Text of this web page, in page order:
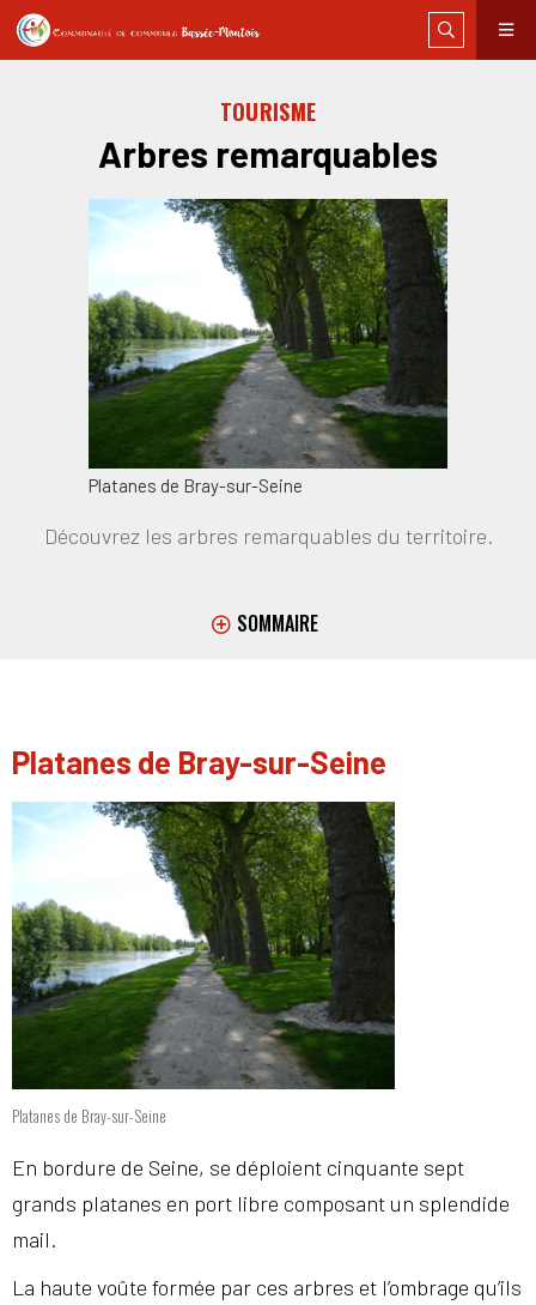
TOURISME
Arbres remarquables
Platanes de Bray-sur-Seine
Découvrez les arbres remarquables du territoire.
SOMMAIRE
Platanes de Bray-sur-Seine
Platanes de Bray-sur-Seine
En bordure de Seine, se déploient cinquante sept
grands platanes en port libre composant un splendide
mail.
La haute voûte formée par ces arbres et l’ombrage qu’ils